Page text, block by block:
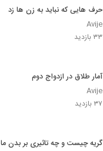
حرف هایی که نباید به زن ها زد
Avije
۳۳ بازدید
آمار طلاق در ازدواج دوم
Avije
۳۷ بازدید
گریه چیست و چه تاثیری بر بدن ما